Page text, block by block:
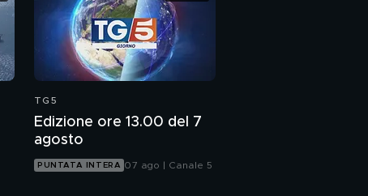
TG5
Edizione ore 13.00 del 7
agosto
PUNTATA INTERA 07 ago | Canale 5